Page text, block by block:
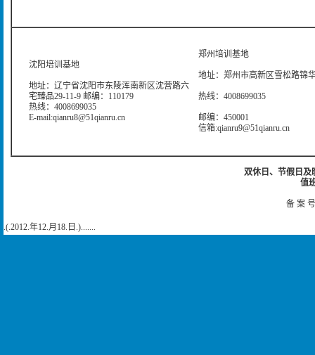
沈阳培训基地
地址：辽宁省沈阳市东陵浑南新区沈营路六
宅臻品29-11-9 邮编：110179
热线：4008699035
E-mail:qianru8@51qianru.cn
郑州培训基地
地址：郑州市高新区雪松路锦
热线：4008699035
邮编：450001
信箱:qianru9@51qianru.cn
双休日、节假日及
值
备 案
.(.2012.年12.月18.日.).......